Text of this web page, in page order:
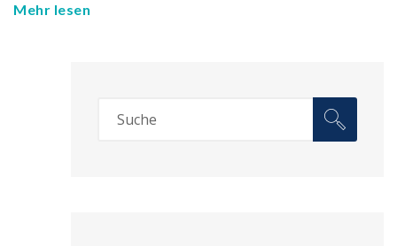
Mehr lesen